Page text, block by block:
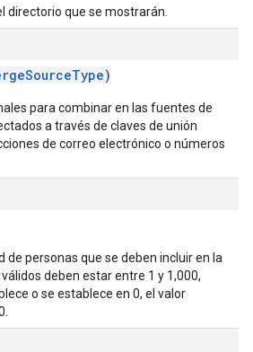
directorio que se mostrarán.
)
para combinar en las fuentes de
a través de claves de unión
de correo electrónico o números
de personas que se deben incluir en la
deben estar entre 1 y 1,000,
o se establece en 0, el valor